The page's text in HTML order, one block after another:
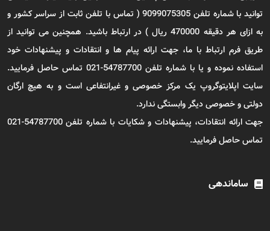
توانید با شماره تلفن 9099075305 ( تماس با تلفن ثابت از سراسر کشور و
به ازای هر دقیقه 470000 ریال ) در ارتباط باشید. همچنین می توانید از
طریق فرم ارتباط با ما، جهت ارائه پیام ها و انتقادات و پیشنهادات خود
استفاده نموده و یا با شماره تلفن 54787700-021 تماس حاصل فرمایید.
سایت اپلایتوگروپ یک مرکز خصوصی و غیرانتفاعی است و به هیچ ارگان
دولتی و خصوصی دیگر وابستگی ندارد.
جهت ارائه انتقادات، پیشنهادات و شکایات با شماره تلفن 54787700-021
تماس حاصل فرمایید.
ساماندهی